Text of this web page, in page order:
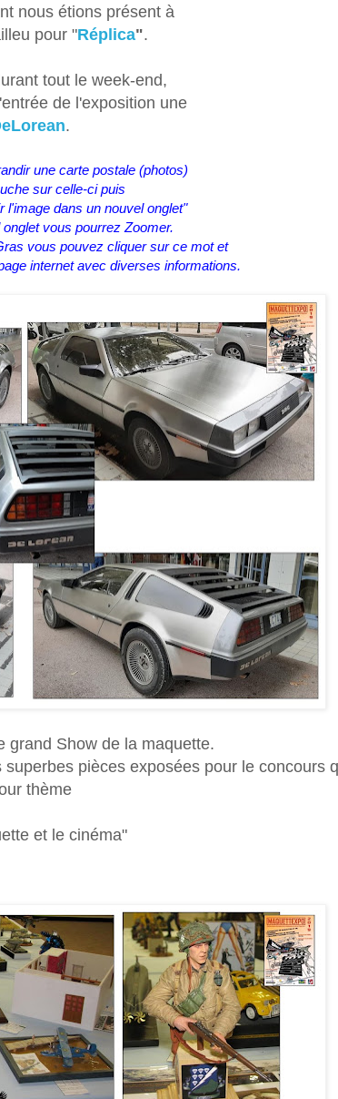
nous étions présent à
pour "Réplica".
tout le week-end,
de l'exposition une
.
une carte postale (photos)
sur celle-ci puis
l'image dans un nouvel onglet"
vous pourrez Zoomer.
vous pouvez cliquer sur ce mot et
internet avec diverses informations.
grand Show de la maquette.
pièces exposées pour le concours
thème
et le cinéma"